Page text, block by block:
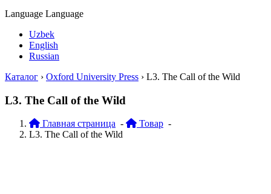
Language Language
Uzbek
English
Russian
Каталог › Oxford University Press › L3. The Call of the Wild
L3. The Call of the Wild
Главная страница - Товар -
L3. The Call of the Wild